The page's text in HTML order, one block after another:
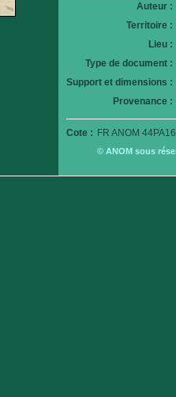
Auteur :
Territoire :
Lieu :
Type de document :
Support et dimensions :
Provenance :
Cote : FR ANOM
© ANOM sous